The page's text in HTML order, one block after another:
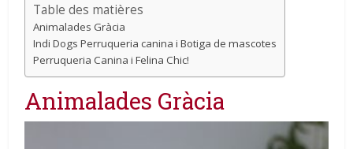
Table des matières
Animalades Gràcia
Indi Dogs Perruqueria canina i Botiga de mascotes
Perruqueria Canina i Felina Chic!
Animalades Gràcia